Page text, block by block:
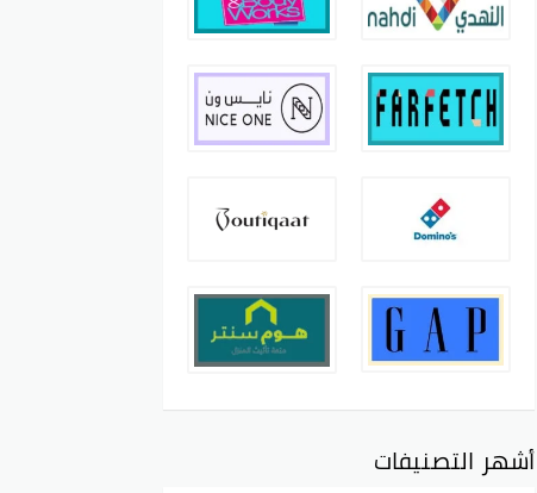
أشهر التصنيفات